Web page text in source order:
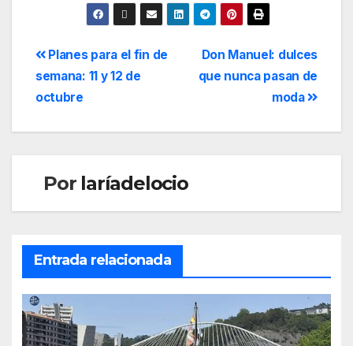
Don Manuel: dulces
que nunca pasan de
moda
Planes para el fin de
semana: 11 y 12 de
octubre
Por laríadelocio
Entrada relacionada